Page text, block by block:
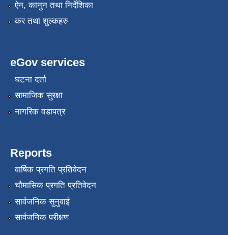
ऐन, कानुन तथा निर्देशिका
कर तथा शुल्कहरु
eGov services
घटना दर्ता
सामाजिक सुरक्षा
नागरिक वडापत्र
Reports
वार्षिक प्रगति प्रतिवेदन
चौमासिक प्रगति प्रतिवेदन
सार्वजनिक सुनुवाई
सार्वजनिक परीक्षण